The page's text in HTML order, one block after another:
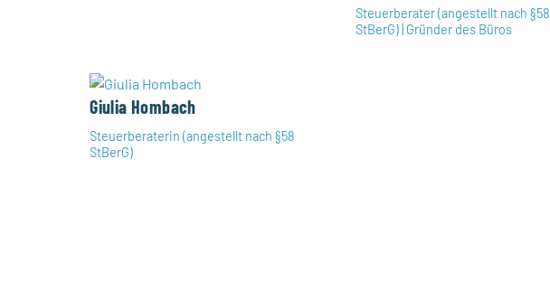
Steuerberater (angestellt nach §58
StBerG) | Gründer des Büros
Giulia Hombach
Steuerberaterin (angestellt nach §58
StBerG)